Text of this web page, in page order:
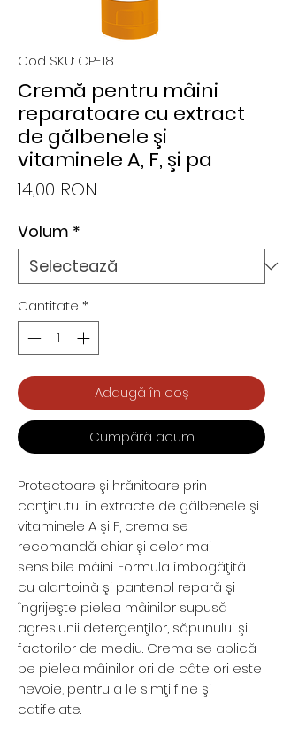
Cod SKU: CP-18
Cremă pentru mâini
reparatoare cu extract
de gălbenele şi
vitaminele A, F, şi pa
14,00 RON
Volum *
Cantitate *
Adaugă în coș
Cumpără acum
Protectoare şi hrănitoare prin
conţinutul în extracte de gălbenele şi
vitaminele A şi F, crema se
recomandă chiar şi celor mai
sensibile mâini. Formula îmbogăţită
cu alantoină şi pantenol repară şi
îngrijeşte pielea mâinilor supusă
agresiunii detergenţilor, săpunului şi
factorilor de mediu. Crema se aplică
pe pielea mâinilor ori de câte ori este
nevoie, pentru a le simţi fine şi
catifelate.